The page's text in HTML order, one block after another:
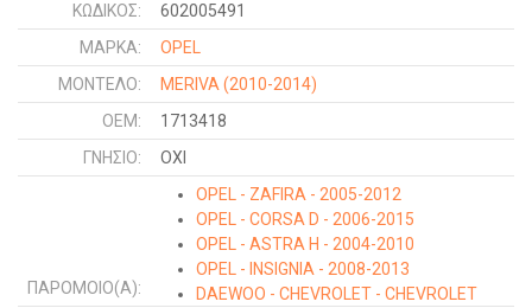
ΚΩΔΙΚΌΣ:
602005491
ΜΑΡΚΑ:
OPEL
ΜΟΝΤΕΛΟ:
MERIVA (2010-2014)
OEM:
1713418
ΓΝΉΣΙΟ:
ΟΧΙ
ΠΑΡΌΜΟΙΟ(Α):
OPEL - ZAFIRA - 2005-2012
OPEL - CORSA D - 2006-2015
OPEL - ASTRA H - 2004-2010
OPEL - INSIGNIA - 2008-2013
DAEWOO - CHEVROLET - CHEVROLET